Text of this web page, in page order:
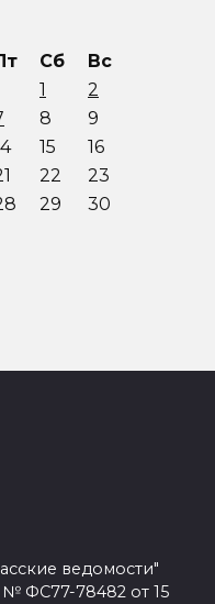
Сб
Вс
1
2
8
9
15
16
22
23
29
30
ведомости"
ФС77-78482 от 15